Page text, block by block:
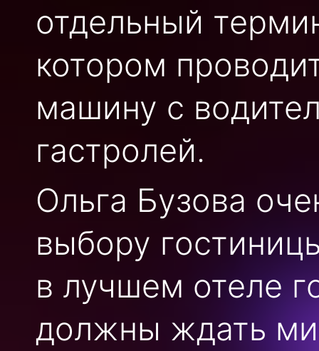
отдельный
котором
машину с
гастролей.
Ольга Бузова
выбору
в лучшем отеле
должны ждать